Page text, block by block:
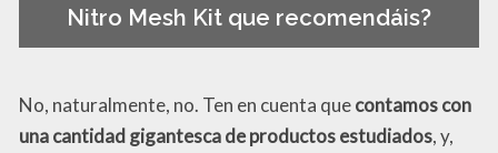
Nitro Mesh Kit que recomendáis?
No, naturalmente, no. Ten en cuenta quecontamos con
una cantidad gigantesca de productos estudiados, y,